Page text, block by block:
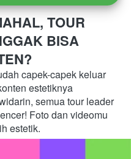
TOUR
BISA
capek-capek keluar
estetiknya
semua tour leader
Foto dan videomu
estetik.